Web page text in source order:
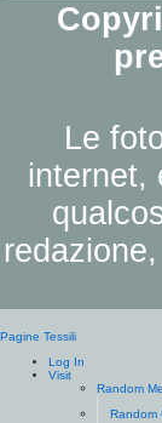
Le
internet,
Pagine Tessili
Log In
Visit
Random
Random